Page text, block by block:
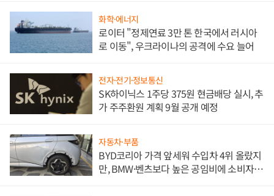
화학·에너지
로이터 "정제연료 3만 톤 한국에서 러시아
로 이동", 우크라이나의 공격에 수요 늘어
전자·전기·정보통신
SK하이닉스 1주당 375원 현금배당 실시, 추
가 주주환원 계획 9월 공개 예정
자동차·부품
BYD코리아 가격 앞세워 수입차 4위 올랐지
만, BMW·벤츠보다 높은 공임비에 소비자